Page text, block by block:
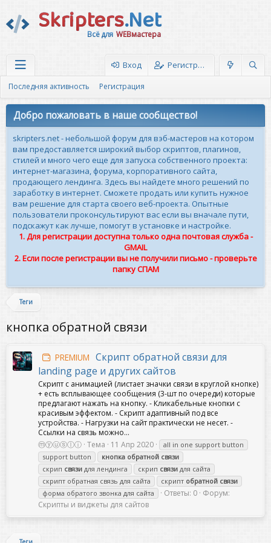
Skripters.Net
Всё для WEBмастера
Вход Регистрация
Последняя активность Регистрация
Добро пожаловать в наше сообщество!
skripters.net - небольшой форум для вэб-мастеров на котором
вам предоставляется широкий выбор скриптов, плагинов,
стилей и много чего еще для запуска собственного проекта:
интернет-магазина, форума, корпоративного сайта,
продающего лендинга. Здесь вы найдете много решений по
заработку в интернет. Сможете продать или купить нужное
вам решение для старта своего веб-проекта. Опытные
пользователи проконсультируют вас если вы вначале пути,
подскажут как лучше, помогут в установке и настройке.
1. Для регистрации доступна только одна почтовая служба -
GMAIL
2. Если после регистрации вы не получили письмо - проверьте
папку СПАМ
Теги
кнопка обратной связи
PREMIUM Скрипт обратной связи для
landing page и других сайтов
Скрипт с анимацией (листает значки связи в круглой кнопке)
+ есть всплывающее сообщения (3-шт по очереди) которые
предлагают нажать на кнопку. - Кликабельные кнопки с
красивым эффектом. - Скрипт адаптивный под все
устройства. - Нагрузки на сайт практически не несет. -
Ссылки на связь можно...
ⓜⓨⓤⓢⓛⓘ Тема 11 Апр 2020
all in one support button
support button
кнопка обратной связи
скрип связи для лендинга скрип связи для сайта
скрипт обратная связь для сайта
скрипт обратной связи
форма обратого звонка для сайта
Ответы: 0 Форум:
Скрипты и виджеты для сайтов